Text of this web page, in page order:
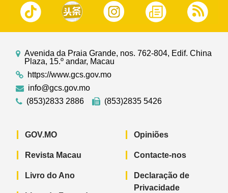
Avenida da Praia Grande, nos. 762-804, Edif. China
Plaza, 15.º andar, Macau
https://www.gcs.gov.mo
info@gcs.gov.mo
(853)2833 2886
(853)2835 5426
GOV.MO
Revista Macau
Livro do Ano
Opiniões
Contacte-nos
Declaração de
Privacidade